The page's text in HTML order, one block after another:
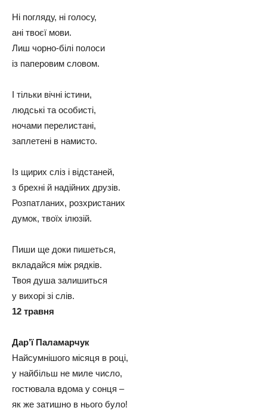
Ні погляду, ні голосу,
ані твоєї мови.
Лиш чорно-білі полоси
із паперовим словом.
І тільки вічні істини,
людські та особисті,
ночами перелистані,
заплетені в намисто.
Із щирих сліз і відстаней,
з брехні й надійних друзів.
Розпатланих, розхристаних
думок, твоїх ілюзій.
Пиши ще доки пишеться,
вкладайся між рядків.
Твоя душа залишиться
у вихорі зі слів.
12 травня
Дар’ї Паламарчук
Найсумнішого місяця в році,
у найбільш не миле число,
гостювала вдома у сонця –
як же затишно в нього було!